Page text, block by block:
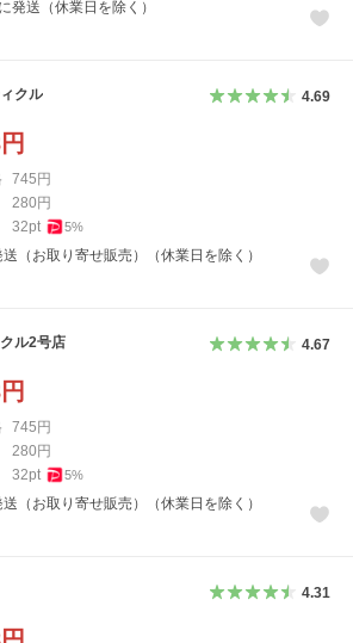
発送（休業日を除く）
クル 4.69
円
745円
280円
32pt 5%
（お取り寄せ販売）（休業日を除く）
ル2号店 4.67
円
745円
280円
32pt 5%
（お取り寄せ販売）（休業日を除く）
4.31